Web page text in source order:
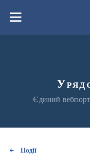
вмістуМеню
Єдиний
Події